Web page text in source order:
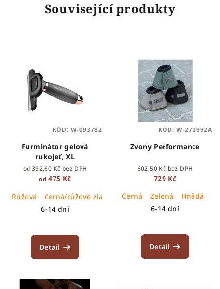
Související produkty
Furminátor gelová
rukojeť, XL
od 392,60 Kč bez DPH
od 475 Kč
Růžová
černá/růžové zlato
černá/stříbrná
6-14 dní
Detail
KÓD: W-093782
Zvony Performance
602,50 Kč bez DPH
729 Kč
Černá
Zelená Hnědá
6-14 dní
Detail
KÓD: W-270992A